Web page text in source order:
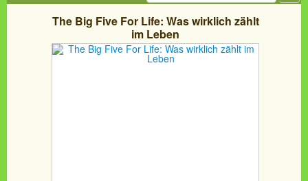
The Big Five For Life: Was wirklich zählt
im Leben